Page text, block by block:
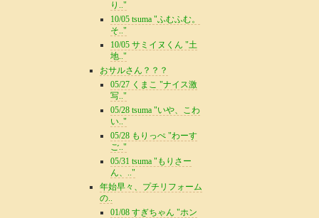
り.."
10/05 tsuma "ふむふむ。
そ.."
10/05 サミイヌくん "土
地.."
おサルさん？？？
05/27 くまこ "ナイス激
写.."
05/28 tsuma "いや、こわ
い.."
05/28 もりっぺ "わーす
ご.."
05/31 tsuma "もりさー
ん、.."
年始早々、プチリフォーム
の..
01/08 すぎちゃん "ホン